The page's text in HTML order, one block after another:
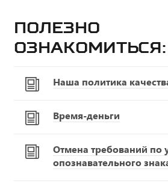
Полезно
ознакомиться:
Наша политика
Время-деньги
Отмена требований по
опознавательного